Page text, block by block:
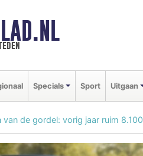
Specials Sport Uitgaan
van de gordel: vorig jaar ruim